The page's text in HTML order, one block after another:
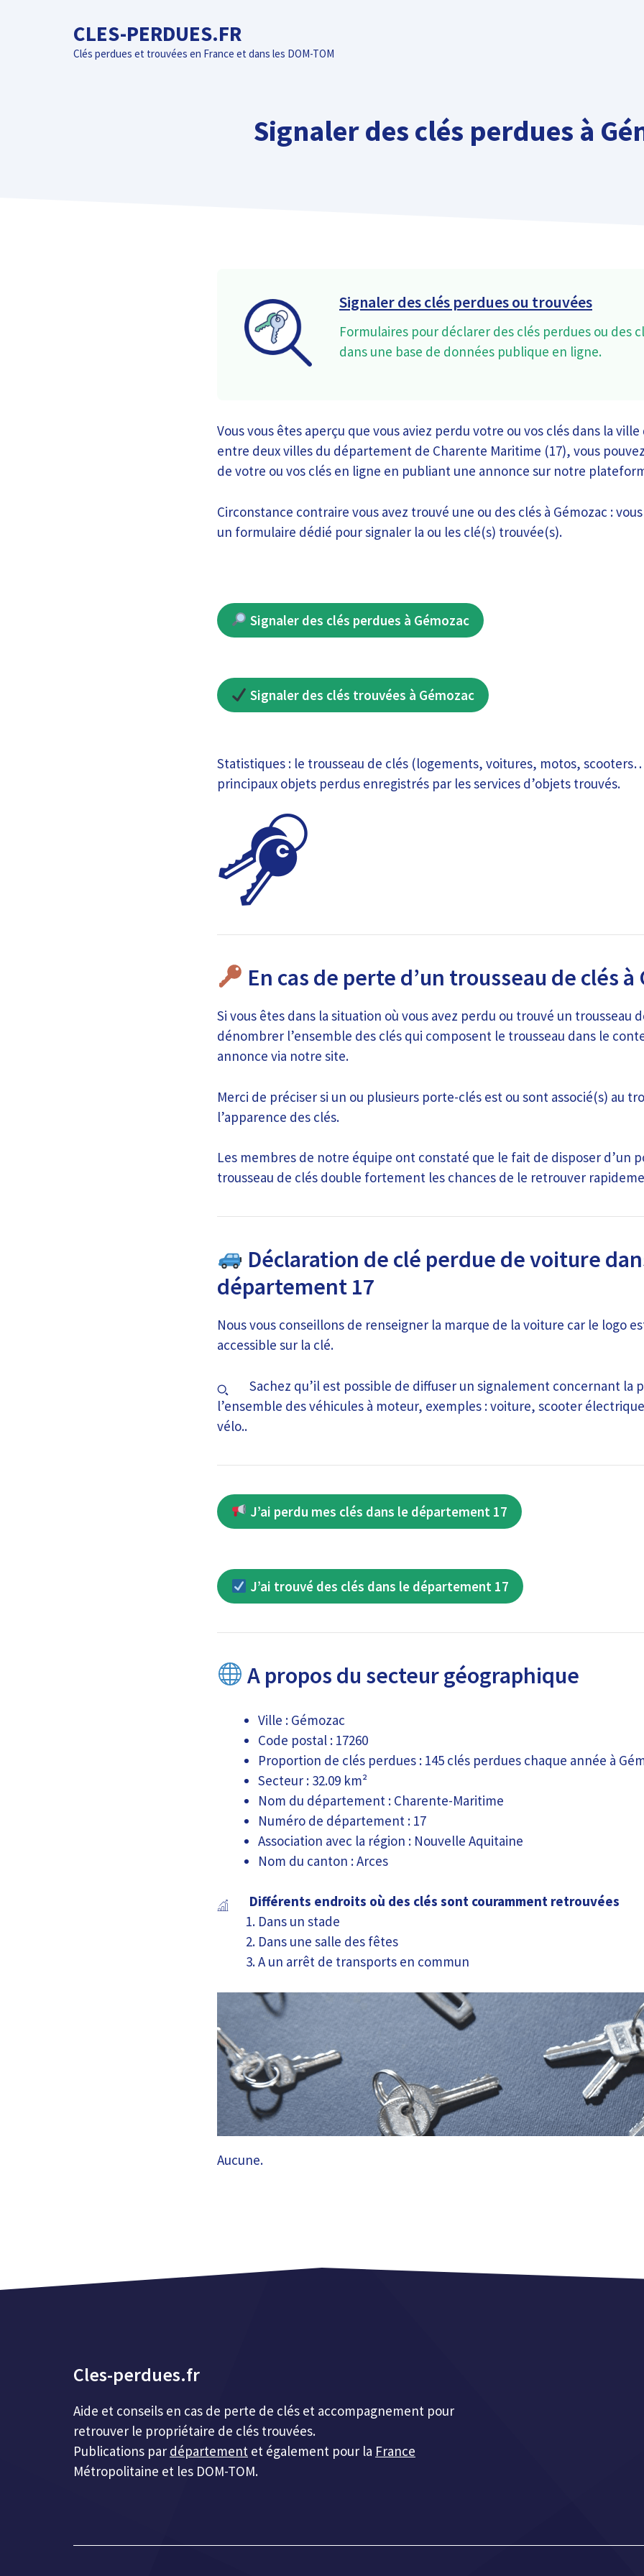
CLES-PERDUES.FR
Clés perdues et trouvées en France et dans les DOM-TOM
Signaler des clés perdues à
Signaler des clés perdues ou trouvées
Formulaires pour déclarer des clés perdues ou des
dans une base de données publique en ligne.
Vous vous êtes aperçu que vous aviez perdu votre ou vos clés dans la ville
entre deux villes du département de Charente Maritime (17), vous
de votre ou vos clés en ligne en publiant une annonce sur notre
Circonstance contraire vous avez trouvé une ou des clés à Gémozac :
un formulaire dédié pour signaler la ou les clé(s) trouvée(s).
Signaler des clés perdues à Gémozac
Signaler des clés trouvées à Gémozac
Statistiques : le trousseau de clés (logements, voitures, motos,
principaux objets perdus enregistrés par les services d’objets trouvés.
En cas de perte d’un trousseau de clés à
Si vous êtes dans la situation où vous avez perdu ou trouvé un trousseau
dénombrer l’ensemble des clés qui composent le trousseau dans le
annonce via notre site.
Merci de préciser si un ou plusieurs porte-clés est ou sont associé(s) au
l’apparence des clés.
Les membres de notre équipe ont constaté que le fait de disposer d’un
trousseau de clés double fortement les chances de le retrouver
Déclaration de clé perdue de voiture
département 17
Nous vous conseillons de renseigner la marque de la voiture car le logo
accessible sur la clé.
Sachez qu’il est possible de diffuser un signalement concernant la
l’ensemble des véhicules à moteur, exemples : voiture, scooter
vélo..
J’ai perdu mes clés dans le département 17
J’ai trouvé des clés dans le département 17
A propos du secteur géographique
Ville : Gémozac
Code postal : 17260
Proportion de clés perdues : 145 clés perdues chaque année à
Secteur : 32.09 km²
Nom du département : Charente-Maritime
Numéro de département : 17
Association avec la région : Nouvelle Aquitaine
Nom du canton : Arces
Différents endroits où des clés sont couramment retrouvées
Dans un stade
Dans une salle des fêtes
A un arrêt de transports en commun
Aucune.
Cles-perdues.fr
Aide et conseils en cas de perte de clés et accompagnement pour
retrouver le propriétaire de clés trouvées.
Publications par département et également pour la France
Métropolitaine et les DOM-TOM.